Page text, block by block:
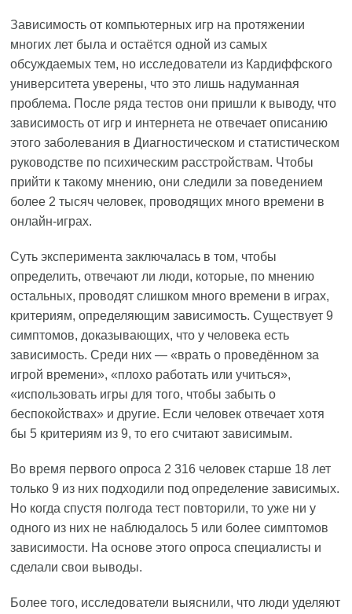
Зависимость от компьютерных игр на протяжении
многих лет была и остаётся одной из самых
обсуждаемых тем, но исследователи из Кардиффского
университета уверены, что это лишь надуманная
проблема. После ряда тестов они пришли к выводу, что
зависимость от игр и интернета не отвечает описанию
этого заболевания в Диагностическом и статистическом
руководстве по психическим расстройствам. Чтобы
прийти к такому мнению, они следили за поведением
более 2 тысяч человек, проводящих много времени в
онлайн-играх.
Суть эксперимента заключалась в том, чтобы
определить, отвечают ли люди, которые, по мнению
остальных, проводят слишком много времени в играх,
критериям, определяющим зависимость. Существует 9
симптомов, доказывающих, что у человека есть
зависимость. Среди них — «врать о проведённом за
игрой времени», «плохо работать или учиться»,
«использовать игры для того, чтобы забыть о
беспокойствах» и другие. Если человек отвечает хотя
бы 5 критериям из 9, то его считают зависимым.
Во время первого опроса 2 316 человек старше 18 лет
только 9 из них подходили под определение зависимых.
Но когда спустя полгода тест повторили, то уже ни у
одного из них не наблюдалось 5 или более симптомов
зависимости. На основе этого опроса специалисты и
сделали свои выводы.
Более того, исследователи выяснили, что люди уделяют